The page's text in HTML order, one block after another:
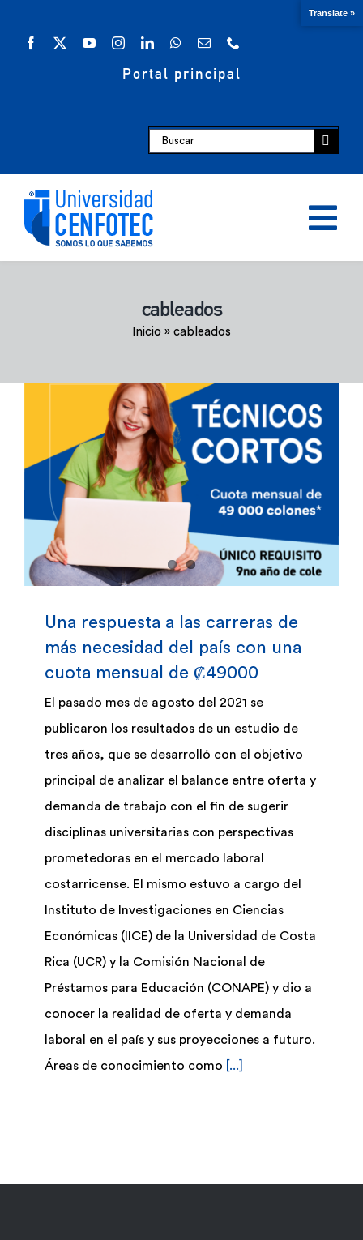
Portal principal
Buscar:
Admisión y Registro
Bienestar Estudiantil
Investigación y Desarrollo
Extensión
Egresados
Empresas
Biblioteca
cableados
Inicio » cableados
Una respuesta a las carreras de
más necesidad del país con una
cuota mensual de ₡49000
El pasado mes de agosto del 2021 se
publicaron los resultados de un estudio de
tres años, que se desarrolló con el objetivo
principal de analizar el balance entre oferta y
demanda de trabajo con el fin de sugerir
disciplinas universitarias con perspectivas
prometedoras en el mercado laboral
costarricense. El mismo estuvo a cargo del
Instituto de Investigaciones en Ciencias
Económicas (IICE) de la Universidad de Costa
Rica (UCR) y la Comisión Nacional de
Préstamos para Educación (CONAPE) y dio a
conocer la realidad de oferta y demanda
laboral en el país y sus proyecciones a futuro.
Áreas de conocimiento como
[...]
Translate »